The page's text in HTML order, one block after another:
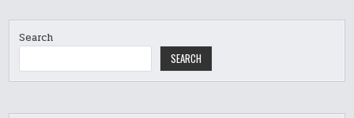
Search
SEARCH